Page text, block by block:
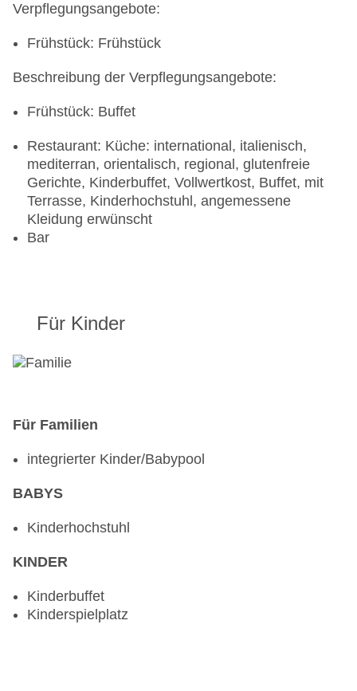
Verpflegungsangebote:
Frühstück: Frühstück
Beschreibung der Verpflegungsangebote:
Frühstück: Buffet
Restaurant: Küche: international, italienisch,
mediterran, orientalisch, regional, glutenfreie
Gerichte, Kinderbuffet, Vollwertkost, Buffet, mit
Terrasse, Kinderhochstuhl, angemessene
Kleidung erwünscht
Bar
Für Kinder
Für Familien
integrierter Kinder/Babypool
BABYS
Kinderhochstuhl
KINDER
Kinderbuffet
Kinderspielplatz